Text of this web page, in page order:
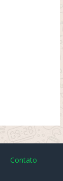
Contato